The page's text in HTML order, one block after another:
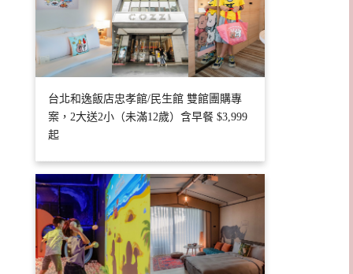
台北和逸飯店忠孝館/民生館 雙館團購專
案，2大送2小（未滿12歲）含早餐 $3,999
起